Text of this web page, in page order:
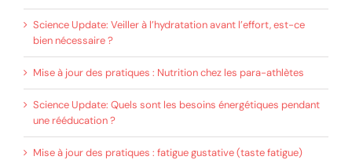
Science Update: Veiller à l’hydratation avant l’effort, est-ce
bien nécessaire ?
Mise à jour des pratiques : Nutrition chez les para-athlètes
Science Update: Quels sont les besoins énergétiques pendant
une rééducation ?
Mise à jour des pratiques : fatigue gustative (taste fatigue)